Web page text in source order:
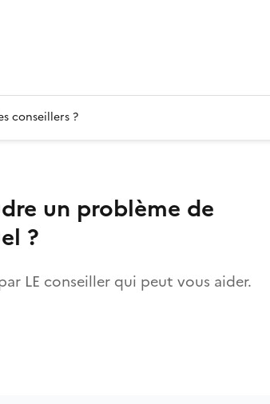
conseillers ?
un problème de
?
LE conseiller qui peut vous aider.